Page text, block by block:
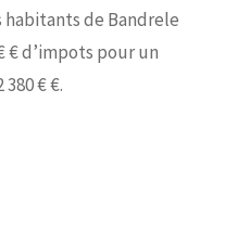
habitants de Bandrele
€ d’impots pour un
€ €.